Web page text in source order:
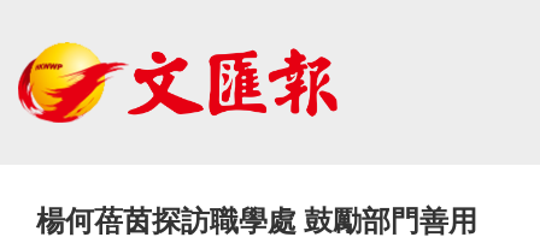
楊何蓓茵探訪職學處 鼓勵部門善用